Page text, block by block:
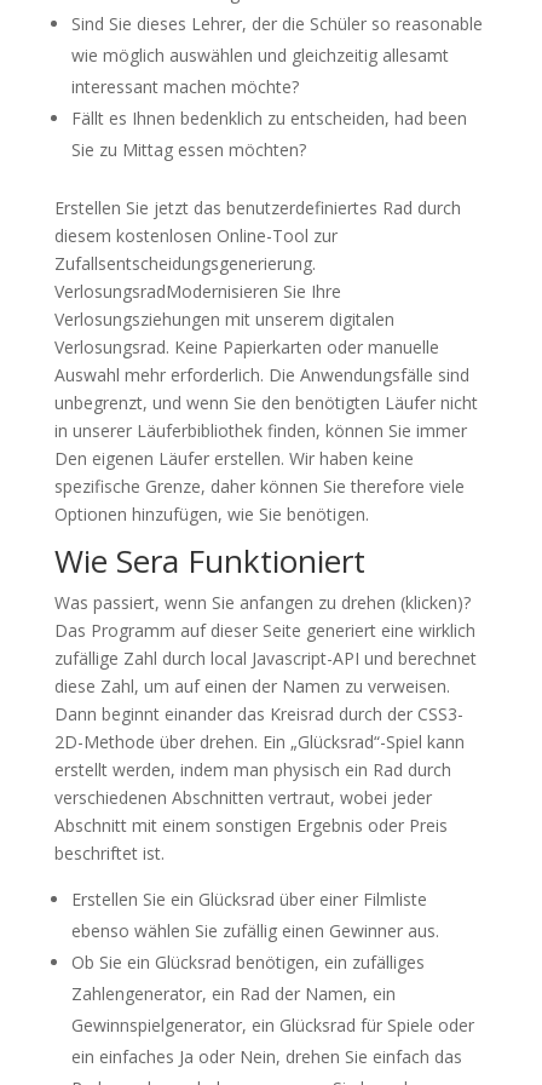
Sind Sie dieses Lehrer, der die Schüler so reasonable
wie möglich auswählen und gleichzeitig allesamt
interessant machen möchte?
Fällt es Ihnen bedenklich zu entscheiden, had been
Sie zu Mittag essen möchten?
Erstellen Sie jetzt das benutzerdefiniertes Rad durch
diesem kostenlosen Online-Tool zur
Zufallsentscheidungsgenerierung.
VerlosungsradModernisieren Sie Ihre
Verlosungsziehungen mit unserem digitalen
Verlosungsrad. Keine Papierkarten oder manuelle
Auswahl mehr erforderlich. Die Anwendungsfälle sind
unbegrenzt, und wenn Sie den benötigten Läufer nicht
in unserer Läuferbibliothek finden, können Sie immer
Den eigenen Läufer erstellen. Wir haben keine
spezifische Grenze, daher können Sie therefore viele
Optionen hinzufügen, wie Sie benötigen.
Wie Sera Funktioniert
Was passiert, wenn Sie anfangen zu drehen (klicken)?
Das Programm auf dieser Seite generiert eine wirklich
zufällige Zahl durch local Javascript-API und berechnet
diese Zahl, um auf einen der Namen zu verweisen.
Dann beginnt einander das Kreisrad durch der CSS3-
2D-Methode über drehen. Ein „Glücksrad“-Spiel kann
erstellt werden, indem man physisch ein Rad durch
verschiedenen Abschnitten vertraut, wobei jeder
Abschnitt mit einem sonstigen Ergebnis oder Preis
beschriftet ist.
Erstellen Sie ein Glücksrad über einer Filmliste
ebenso wählen Sie zufällig einen Gewinner aus.
Ob Sie ein Glücksrad benötigen, ein zufälliges
Zahlengenerator, ein Rad der Namen, ein
Gewinnspielgenerator, ein Glücksrad für Spiele oder
ein einfaches Ja oder Nein, drehen Sie einfach das